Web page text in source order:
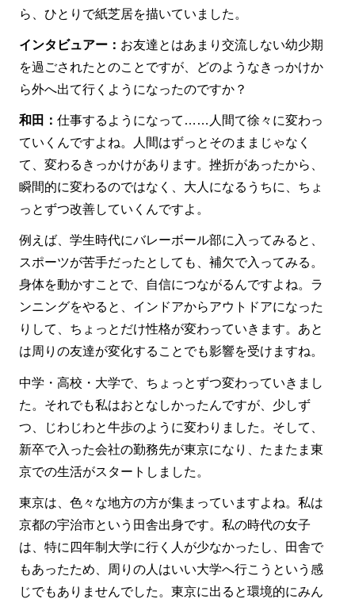
ら、ひとりで紙芝居を描いていました。
インタビュアー： お友達とはあまり交流しない幼少期
を過ごされたとのことですが、どのようなきっかけか
ら外へ出て行くようになったのですか？
和田：仕事するようになって……人間て徐々に変わっ
ていくんですよね。人間はずっとそのままじゃなく
て、変わるきっかけがあります。挫折があったから、
瞬間的に変わるのではなく、大人になるうちに、ちょ
っとずつ改善していくんですよ。
例えば、学生時代にバレーボール部に入ってみると、
スポーツが苦手だったとしても、補欠で入ってみる。
身体を動かすことで、自信につながるんですよね。ラ
ンニングをやると、インドアからアウトドアになった
りして、ちょっとだけ性格が変わっていきます。あと
は周りの友達が変化することでも影響を受けますね。
中学・高校・大学で、ちょっとずつ変わっていきまし
た。それでも私はおとなしかったんですが、少しず
つ、じわじわと牛歩のように変わりました。そして、
新卒で入った会社の勤務先が東京になり、たまたま東
京での生活がスタートしました。
東京は、色々な地方の方が集まっていますよね。私は
京都の宇治市という田舎出身です。私の時代の女子
は、特に四年制大学に行く人が少なかったし、田舎で
もあったため、周りの人はいい大学へ行こうという感
じでもありませんでした。東京に出ると環境的にみん